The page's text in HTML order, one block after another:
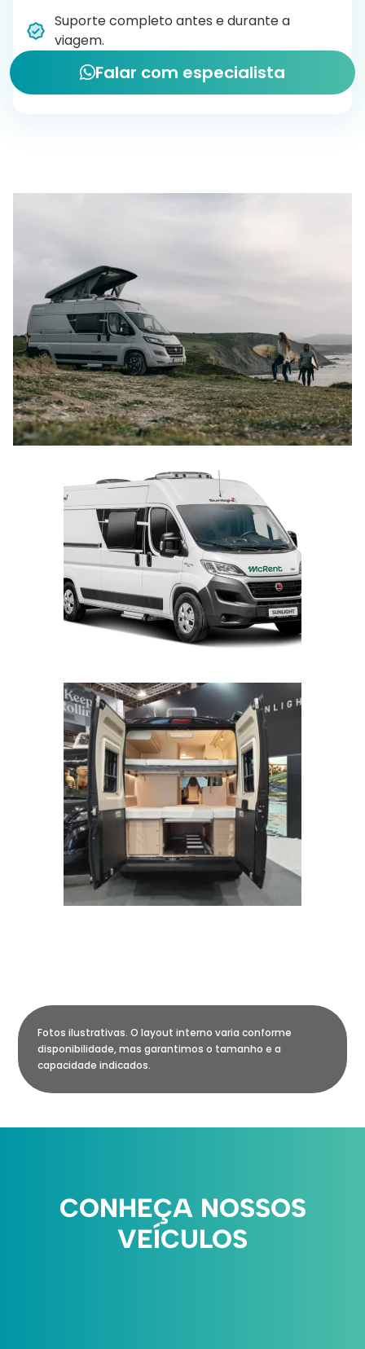
Suporte completo antes e durante a
viagem.
Falar com especialista
Fotos ilustrativas. O layout interno varia conforme
disponibilidade, mas garantimos o tamanho e a
capacidade indicados.
CONHEÇA NOSSOS
VEÍCULOS